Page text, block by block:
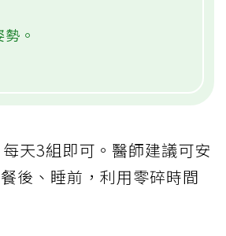
。
天3組即可。醫師建議可安
後、睡前，利用零碎時間